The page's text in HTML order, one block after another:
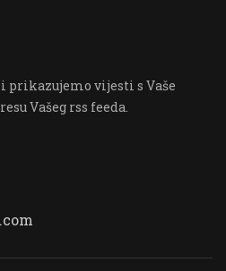
prikazujemo vijesti s Vaše
Vašeg rss feeda.